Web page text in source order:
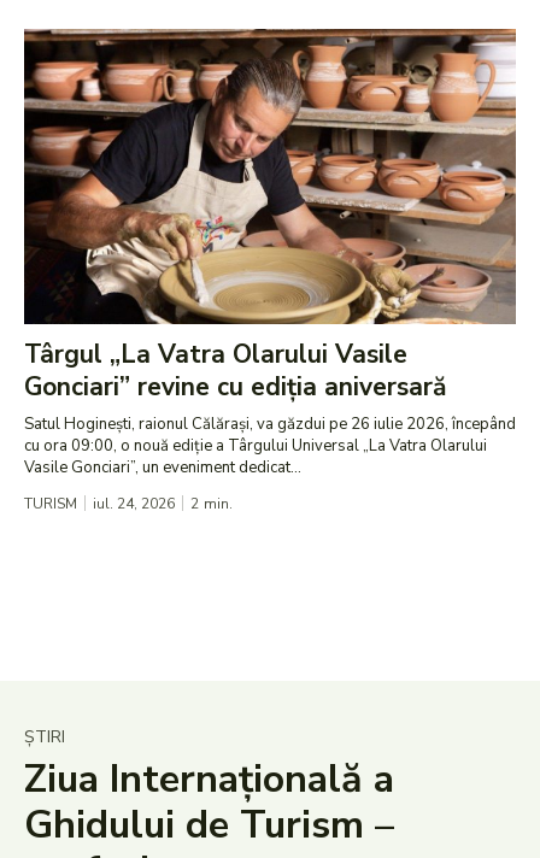
Târgul „La Vatra Olarului Vasile
Gonciari” revine cu ediția aniversară
Satul Hoginești, raionul Călărași, va găzdui pe 26 iulie 2026, începând
cu ora 09:00, o nouă ediție a Târgului Universal „La Vatra Olarului
Vasile Gonciari”, un eveniment dedicat...
TURISM iul. 24, 2026 2 min.